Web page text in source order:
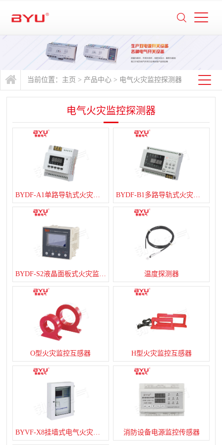
当前位置： 主页 > 产品中心 > 电气火灾监控探测器
电气火灾监控探测器
BYDF-S2液晶面板式火灾监控探测器 温度探测器
O型火灾监控互感器 H型火灾监控互感器
BYVF-X8挂墙式电气火灾监控系统 消防设备电源监控传感器